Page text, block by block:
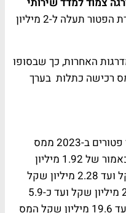
ובהינתן מדד של כ-4% תקרת הפטור תעלה ל-2 מיליון
האחרות, כך שבסופו
רכישה כתלות בערך
רוכשי דירה ראשונה ומשפרי דיור פטורים ב-2023 ממס
רכישה עד לרכישת דירה בסכום כאמור של 1.92 מיליון
שקל. מסכום של 1.92 מיליון שקל ועד 2.28 מיליון שקל
הם חיייבם במס של 3.5%. מ-2.28 מיליון שקל ועד כ-5.9
מיליון שקל המס הוא 5%. מ-5.9 עד 19.6 מיליון שקל המס